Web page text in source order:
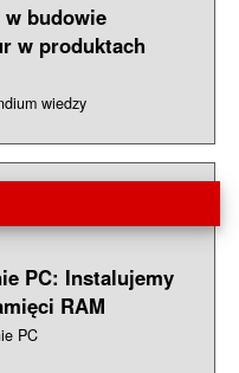
w budowie
w produktach
wiedzy
PC: Instalujemy
RAM
PC